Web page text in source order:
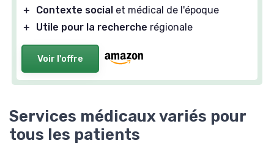
＋
Contexte social et médical de l'époque
＋
Utile pour la recherche régionale
Voir l'offre
Services médicaux variés pour
tous les patients